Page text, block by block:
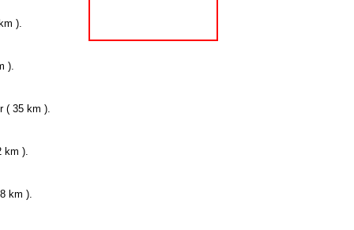
).
).
( 35 km ).
km ).
km ).